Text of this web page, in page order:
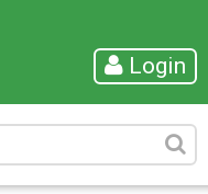
Login